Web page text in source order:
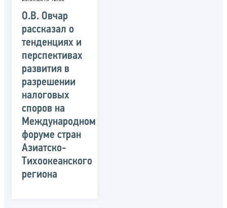
О.В. Овчар
рассказал о
тенденциях и
перспективах
развития в
разрешении
налоговых
споров на
Международном
форуме стран
Азиатско-
Тихоокеанского
региона